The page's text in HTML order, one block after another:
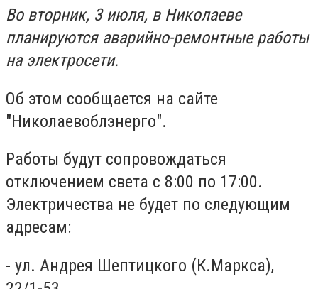
Во вторник, 3 июля, в Николаеве
планируются аварийно-ремонтные работы
на электросети.
Об этом сообщается на сайте
"Николаевоблэнерго".
Работы будут сопровождаться
отключением света с 8:00 по 17:00.
Электричества не будет по следующим
адресам:
- ул. Андрея Шептицкого (К.Маркса),